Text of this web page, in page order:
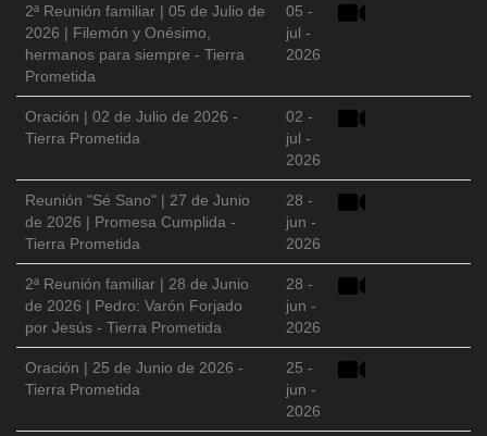
2ª Reunión familiar | 05 de Julio de
2026 | Filemón y Onésimo,
hermanos para siempre - Tierra
Prometida
05 -
jul -
2026
Oración | 02 de Julio de 2026 -
Tierra Prometida
02 -
jul -
2026
Reunión "Sé Sano" | 27 de Junio
de 2026 | Promesa Cumplida -
Tierra Prometida
28 -
jun -
2026
2ª Reunión familiar | 28 de Junio
de 2026 | Pedro: Varón Forjado
por Jesús - Tierra Prometida
28 -
jun -
2026
Oración | 25 de Junio de 2026 -
Tierra Prometida
25 -
jun -
2026